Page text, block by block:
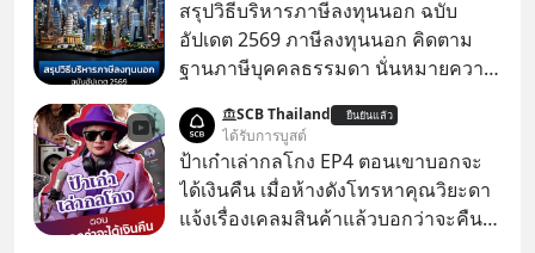
สรุปวิธีบริหารภาษีลงทุนนอก ฉบับ
อัปเดต 2569 ภาษีลงทุนนอก คิดตาม
ฐานภาษีบุคคลธรรมดา นั่นหมายความ
SCB Thailand ยืนยันแล้ว
ได้รับการบูสต์
ป้าเก๋าเล่ากลโกง EP4 ตอนเขาบอกจะ
ได้เงินคืน เมื่อห้างดังโทรหาคุณวิยะดา
แจ้งเรื่องเคลมสินค้าแล้วบอกว่าจะคืน